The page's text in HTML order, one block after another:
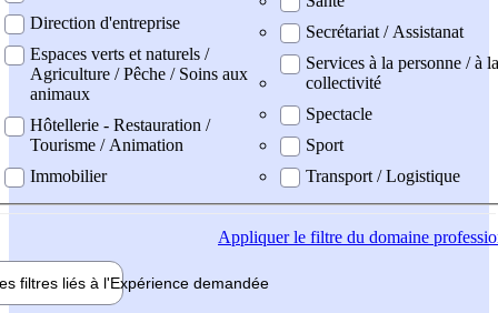
Direction d'entreprise
Espaces verts et naturels /
Agriculture / Pêche / Soins aux
animaux
Hôtellerie - Restauration /
Tourisme / Animation
Immobilier
Secrétariat / Assistanat
Services à la personne / à la
collectivité
Spectacle
Sport
Transport / Logistique
Appliquerle filtre du domaine
filtres liés à l'Expérience demandée